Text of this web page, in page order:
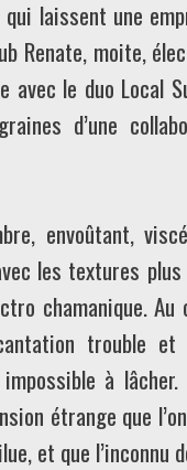
qui laissent une
Renate, moite,
avec le duo Local
d’une
envoûtant,
les textures
chamanique.
trouble
à
étrange que
et que